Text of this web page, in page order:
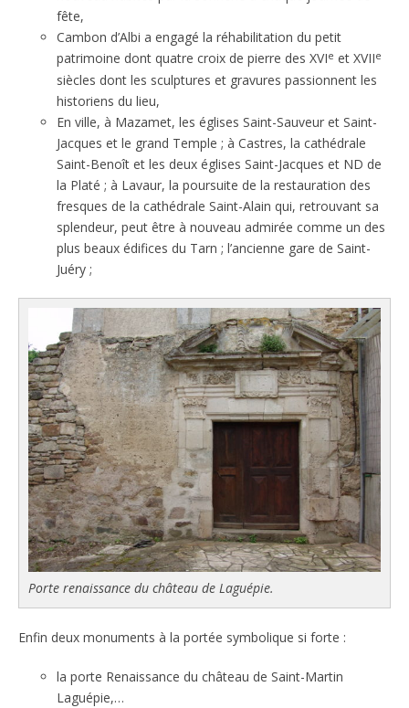
fête,
Cambon d’Albi a engagé la réhabilitation du petit
patrimoine dont quatre croix de pierre des XVIe et XVIIe
siècles dont les sculptures et gravures passionnent les
historiens du lieu,
En ville, à Mazamet, les églises Saint-Sauveur et Saint-
Jacques et le grand Temple ; à Castres, la cathédrale
Saint-Benoît et les deux églises Saint-Jacques et ND de
la Platé ; à Lavaur, la poursuite de la restauration des
fresques de la cathédrale Saint-Alain qui, retrouvant sa
splendeur, peut être à nouveau admirée comme un des
plus beaux édifices du Tarn ; l’ancienne gare de Saint-
Juéry ;
Porte renaissance du château de Laguépie.
Enfin deux monuments à la portée symbolique si forte :
la porte Renaissance du château de Saint-Martin
Laguépie,…